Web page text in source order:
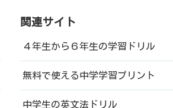
関連サイト
４年生から６年生の学習ドリル
無料で使える中学学習プリント
中学生の英文法ドリル